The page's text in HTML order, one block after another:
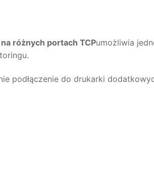
różnych portach TCPumożliwia
podłączenie do drukarki